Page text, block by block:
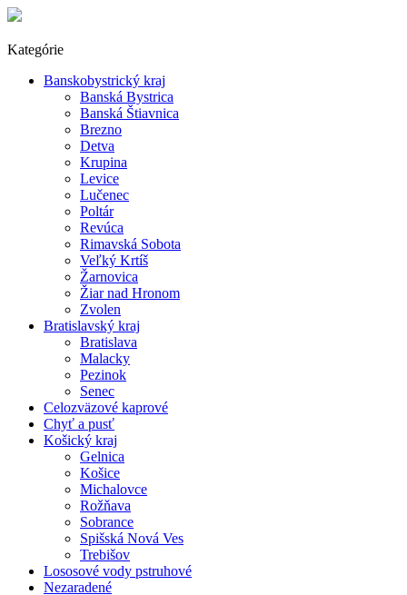
Kategórie
Banskobystrický kraj
Banská Bystrica
Banská Štiavnica
Brezno
Detva
Krupina
Levice
Lučenec
Poltár
Revúca
Rimavská Sobota
Veľký Krtíš
Žarnovica
Žiar nad Hronom
Zvolen
Bratislavský kraj
Bratislava
Malacky
Pezinok
Senec
Celozväzové kaprové
Chyť a pusť
Košický kraj
Gelnica
Košice
Michalovce
Rožňava
Sobrance
Spišská Nová Ves
Trebišov
Lososové vody pstruhové
Nezaradené